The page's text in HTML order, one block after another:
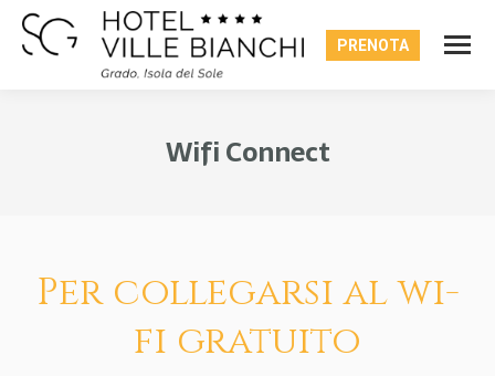
PRENOTA
Wifi Connect
Per collegarsi al wi-
fi gratuito